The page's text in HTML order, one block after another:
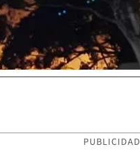
PUBLICIDAD